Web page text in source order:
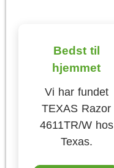
Bedst til
hjemmet
Vi har fundet
TEXAS Razor
4611TR/W hos
Texas.